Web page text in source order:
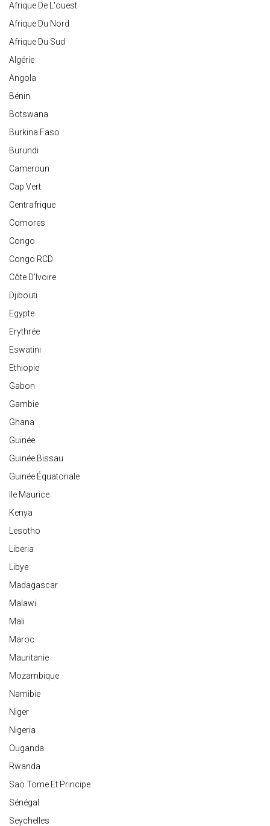
Afrique De L'ouest
Afrique Du Nord
Afrique Du Sud
Algérie
Angola
Bénin
Botswana
Burkina Faso
Burundi
Cameroun
Cap Vert
Centrafrique
Comores
Congo
Congo RCD
Côte D'Ivoire
Djibouti
Egypte
Erythrée
Eswatini
Ethiopie
Gabon
Gambie
Ghana
Guinée
Guinée Bissau
Guinée Équatoriale
Ile Maurice
Kenya
Lesotho
Liberia
Libye
Madagascar
Malawi
Mali
Maroc
Mauritanie
Mozambique
Namibie
Niger
Nigeria
Ouganda
Rwanda
Sao Tome Et Principe
Sénégal
Seychelles